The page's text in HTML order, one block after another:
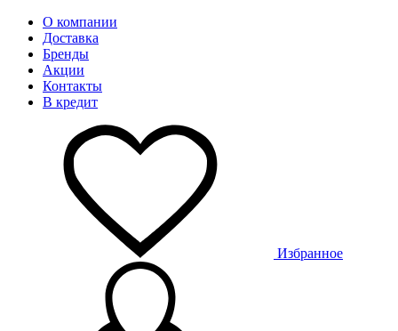
О компании
Доставка
Бренды
Акции
Контакты
В кредит
Избранное